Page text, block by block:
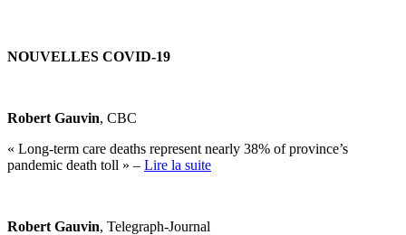
NOUVELLES COVID-19
Robert Gauvin, CBC
« Long-term care deaths represent nearly 38% of province’s
pandemic death toll » – Lire la suite
Robert Gauvin, Telegraph-Journal